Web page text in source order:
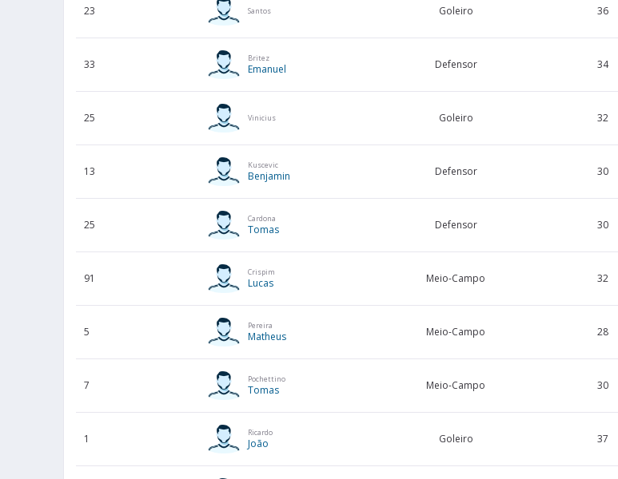
23 Santos Goleiro 36
33 Britez
Emanuel Defensor 34
25 Vinicius Goleiro 32
13 Kuscevic
Benjamin Defensor 30
25 Cardona
Tomas Defensor 30
91 Crispim
Lucas Meio-Campo 32
5 Pereira
Matheus Meio-Campo 28
7 Pochettino
Tomas Meio-Campo 30
1 Ricardo
João Goleiro 37